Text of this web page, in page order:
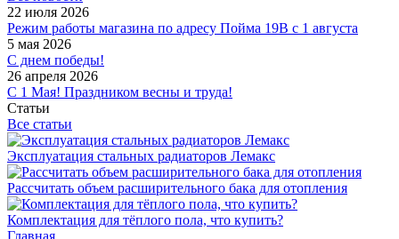
22 июля 2026
Режим работы магазина по адресу Пойма 19В с 1 августа
5 мая 2026
С днем победы!
26 апреля 2026
С 1 Мая! Праздником весны и труда!
Статьи
Все статьи
Эксплуатация стальных радиаторов Лемакс
Рассчитать объем расширительного бака для отопления
Комплектация для тёплого пола, что купить?
Главная